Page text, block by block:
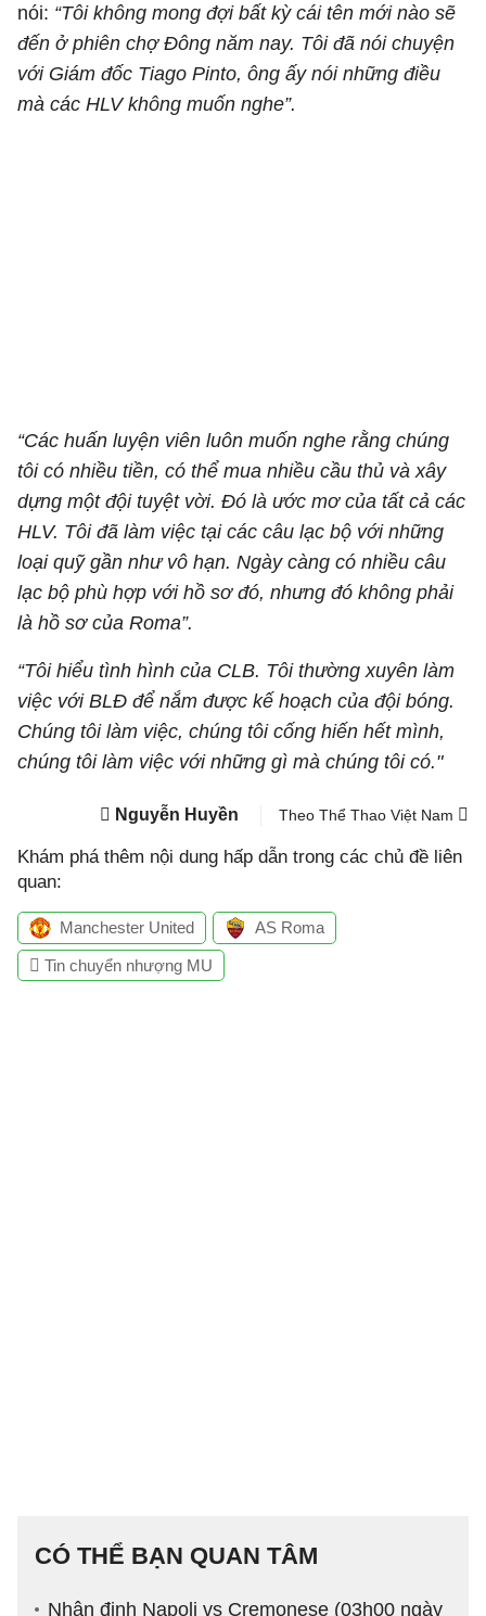
nói: “Tôi không mong đợi bất kỳ cái tên mới nào sẽ
đến ở phiên chợ Đông năm nay. Tôi đã nói chuyện
với Giám đốc Tiago Pinto, ông ấy nói những điều
mà các HLV không muốn nghe”.
“Các huấn luyện viên luôn muốn nghe rằng chúng
tôi có nhiều tiền, có thể mua nhiều cầu thủ và xây
dựng một đội tuyệt vời. Đó là ước mơ của tất cả các
HLV. Tôi đã làm việc tại các câu lạc bộ với những
loại quỹ gần như vô hạn. Ngày càng có nhiều câu
lạc bộ phù hợp với hồ sơ đó, nhưng đó không phải
là hồ sơ của Roma”.
“Tôi hiểu tình hình của CLB. Tôi thường xuyên làm
việc với BLĐ để nắm được kế hoạch của đội bóng.
Chúng tôi làm việc, chúng tôi cống hiến hết mình,
chúng tôi làm việc với những gì mà chúng tôi có."
Nguyễn Huyền Theo Thể Thao Việt Nam
Khám phá thêm nội dung hấp dẫn trong các chủ đề liên
quan:
Manchester United AS Roma
Tin chuyển nhượng MU
CÓ THỂ BẠN QUAN TÂM
Nhận định Napoli vs Cremonese (03h00 ngày